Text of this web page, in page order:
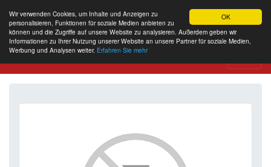
OK
Wir verwenden Cookies, um Inhalte und Anzeigen zu
personalisieren, Funktionen für soziale Medien anbieten zu
können und die Zugriffe auf unsere Website zu analysieren. Außerdem geben wir
Informationen zu Ihrer Nutzung unserer Website an unsere Partner für soziale Medien,
Werbung und Analysen weiter. Erfahren Sie mehr
Website Review